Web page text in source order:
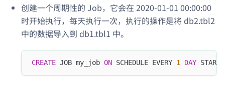
创建一个周期性的 Job，它会在 2020-01-01 00:00:00
时开始执行，每天执行一次，执行的操作是将 db2.tbl2
中的数据导入到 db1.tbl1 中。
CREATE JOB my_job ON SCHEDULE EVERY 1 DAY